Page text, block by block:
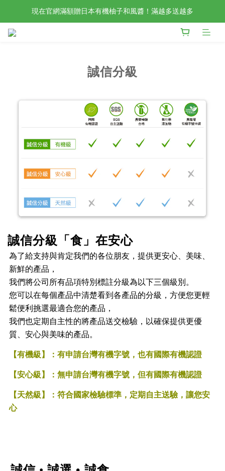
檢驗合格的歐洲好油現在任選2入88折4入85折！
現在官網滿額贈日本有機柚子和風醬！滿越多送越多
新會員限定📣現在加入官網會員立刻享有120元購物金！
誠信分級
誠信分級「食」在安心
為了給支持與肯定我們的各位朋友，提供更安心、美味、
新鮮的產品，
我們將公司所有品項特別標註分級為以下三個級別。
您可以在每個產品中清楚看到各產品的分級，方便您更輕
鬆便利挑選最適合您的產品，
我們也定期自主性的將產品送交檢驗，以確保提供更優
質、安心與美味的產品。
【有機級】：有申請台灣有機字號，也有國際有機認證
【安心級】：無申請台灣有機字號，但有國際有機認證
【天然級】：符合國家檢驗標準， 定期自主送驗，讓您安
心